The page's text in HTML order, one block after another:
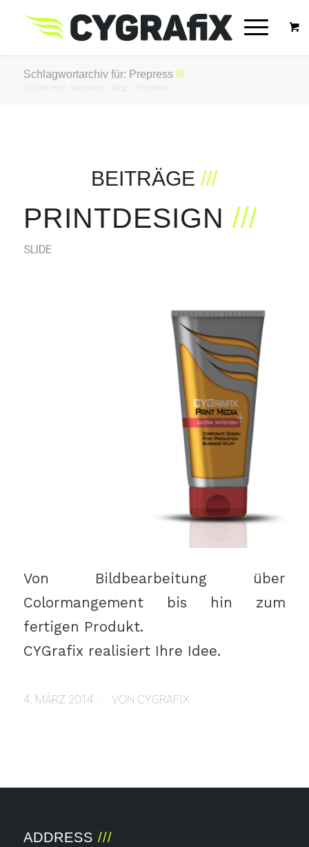
Schlagwortarchiv für: Prepress
Du bist hier: Startseite Blog Prepress
BEITRÄGE
PRINTDESIGN
SLIDE
Von Bildbearbeitung über
Colormangement bis hin zum
fertigen Produkt.
CYGrafix realisiert Ihre Idee.
4. MÄRZ 2014 VON CYGRAFIX
ADDRESS